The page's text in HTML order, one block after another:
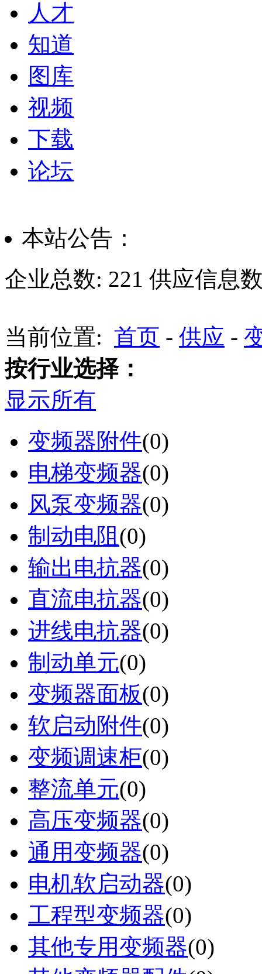
人才
知道
图库
视频
下载
论坛
本站公告：
企业总数: 221 供应信息
当前位置: 首页 - 供应 -
按行业选择：
显示所有
变频器附件(0)
电梯变频器(0)
风泵变频器(0)
制动电阻 (0)
输出电抗器(0)
直流电抗器(0)
进线电抗器(0)
制动单元(0)
变频器面板(0)
软启动附件(0)
变频调速柜(0)
整流单元(0)
高压变频器(0)
通用变频器(0)
电机软启动器(0)
工程型变频器(0)
其他专用变频器(0)